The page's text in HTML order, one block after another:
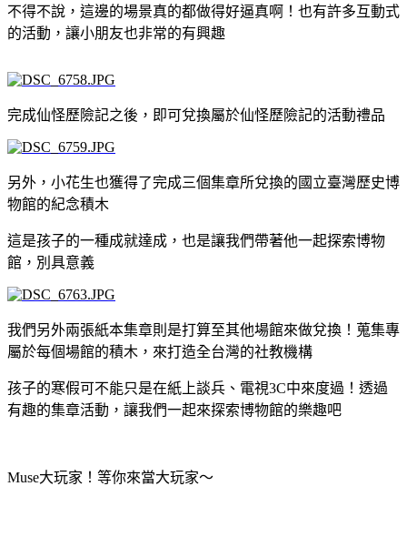
不得不說，這邊的場景真的都做得好逼真啊！也有許多互動式
的活動，讓小朋友也非常的有興趣
完成仙怪歷險記之後，即可兌換屬於仙怪歷險記的活動禮品
另外，小花生也獲得了完成三個集章所兌換的國立臺灣歷史博
物館的紀念積木
這是孩子的一種成就達成，也是讓我們帶著他一起探索博物
館，別具意義
我們另外兩張紙本集章則是打算至其他場館來做兌換！蒐集專
屬於每個場館的積木，來打造全台灣的社教機構
孩子的寒假可不能只是在紙上談兵、電視3C中來度過！透過
有趣的集章活動，讓我們一起來探索博物館的樂趣吧
Muse大玩家！等你來當大玩家～